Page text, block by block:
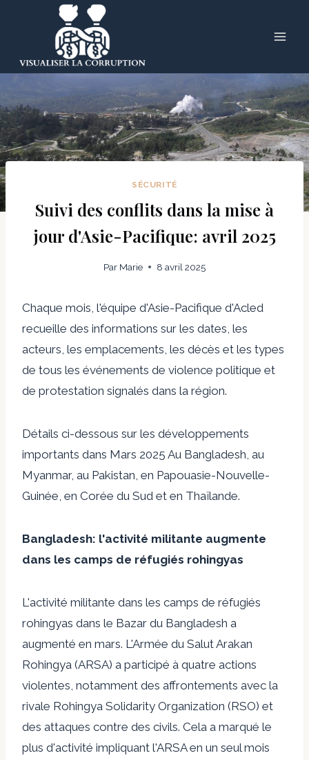
SÉCURITÉ
Suivi des conflits dans la mise à
jour d'Asie-Pacifique: avril 2025
Par Marie 8 avril 2025
Chaque mois, l'équipe d'Asie-Pacifique d'Acled
recueille des informations sur les dates, les
acteurs, les emplacements, les décès et les types
de tous les événements de violence politique et
de protestation signalés dans la région.
Détails ci-dessous sur les développements
importants dans Mars 2025 Au Bangladesh, au
Myanmar, au Pakistan, en Papouasie-Nouvelle-
Guinée, en Corée du Sud et en Thaïlande.
Bangladesh: l'activité militante augmente
dans les camps de réfugiés rohingyas
L'activité militante dans les camps de réfugiés
rohingyas dans le Bazar du Bangladesh a
augmenté en mars. L'Armée du Salut Arakan
Rohingya (ARSA) a participé à quatre actions
violentes, notamment des affrontements avec la
rivale Rohingya Solidarity Organization (RSO) et
des attaques contre des civils. Cela a marqué le
plus d'activité impliquant l'ARSA en un seul mois